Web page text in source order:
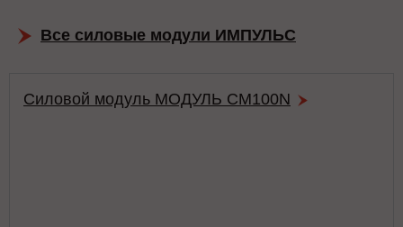
Все силовые модули ИМПУЛЬС
Силовой модуль МОДУЛЬ CM100N